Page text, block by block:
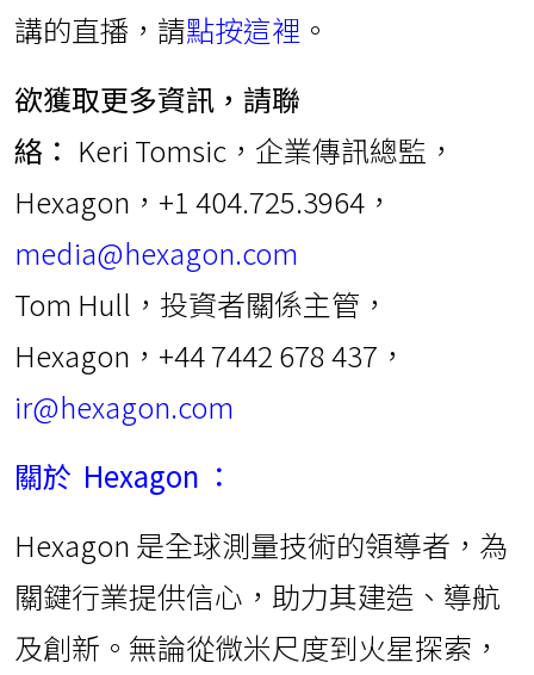
講的直播，請點按這裡 。
欲獲取更多資訊，請聯
絡： Keri Tomsic，企業傳訊總監，
Hexagon，+1 404.725.3964，
media@hexagon.com
Tom Hull，投資者關係主管，
Hexagon，+44 7442 678 437，
ir@hexagon.com
關於 Hexagon ：
Hexagon 是全球測量技術的領導者，為
關鍵行業提供信心，助力其建造、導航
及創新。無論從微米尺度到火星探索，